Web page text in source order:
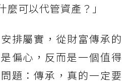
麼可以代管資產？」
排屬實，從財富傳承的
偏心，反而是一個值得
題：傳承，真的一定要